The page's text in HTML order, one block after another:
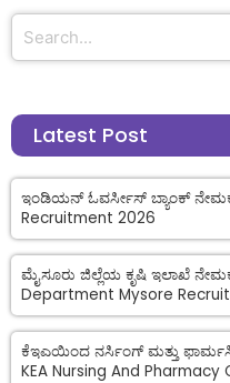
Latest Post
ಇಂಡಿಯನ್ ಓವರ್ಸೀಸ್ ಬ್ಯಾಂಕ್
Recruitment 2026
ಮೈಸೂರು ಜಿಲ್ಲೆಯ ಕೃಷಿ ಇಲಾಖೆ
Department Mysore
ಕೆಇಎಯಿಂದ ನರ್ಸಿಂಗ್ ಮತ್ತು
KEA Nursing And